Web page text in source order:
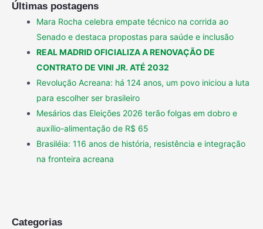
Últimas postagens
Mara Rocha celebra empate técnico na corrida ao
Senado e destaca propostas para saúde e inclusão
REAL MADRID OFICIALIZA A RENOVAÇÃO DE
CONTRATO DE VINI JR. ATÉ 2032
Revolução Acreana: há 124 anos, um povo iniciou a luta
para escolher ser brasileiro
Mesários das Eleições 2026 terão folgas em dobro e
auxílio-alimentação de R$ 65
Brasiléia: 116 anos de história, resistência e integração
na fronteira acreana
Categorias